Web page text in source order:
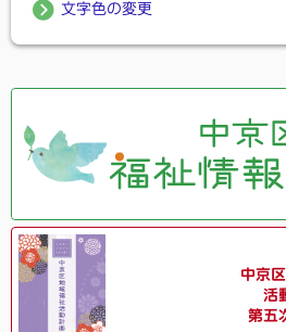
文字色の変更
中京
活
第五